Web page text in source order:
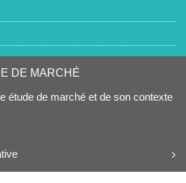
DE MARCHÉ
étude de marché et de son contexte